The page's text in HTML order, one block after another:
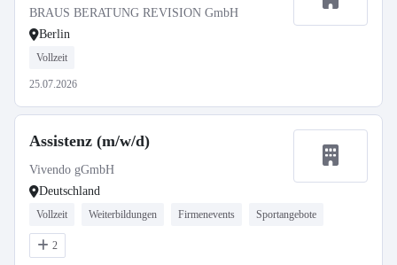
BRAUS BERATUNG REVISION GmbH
Berlin
Vollzeit
25.07.2026
Assistenz (m/w/d)
Vivendo gGmbH
Deutschland
Vollzeit Weiterbildungen Firmenevents Sportangebote
2